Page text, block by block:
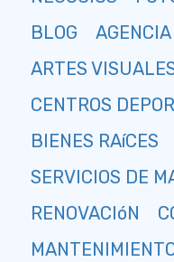
BLOG
ARTES
CENTROS
BIENES RAíCES
SERVICIOS DE
RENOVACIóN